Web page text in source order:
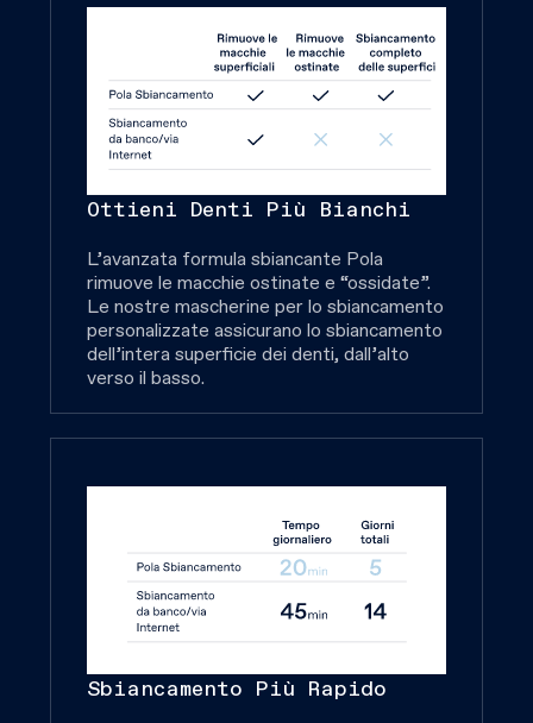
Ottieni Denti Più Bianchi
L’avanzata formula sbiancante Pola
rimuove le macchie ostinate e “ossidate”.
Le nostre mascherine per lo sbiancamento
personalizzate assicurano lo sbiancamento
dell’intera superficie dei denti, dall’alto
verso il basso.
Sbiancamento Più Rapido